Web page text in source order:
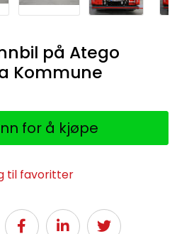
på Atego
Kommune
for å kjøpe
til favoritter